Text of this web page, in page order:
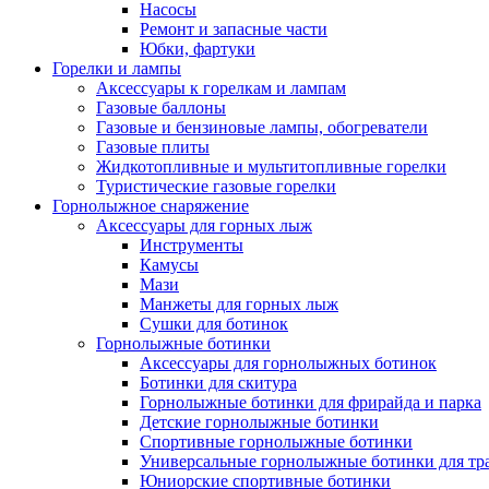
Насосы
Ремонт и запасные части
Юбки, фартуки
Горелки и лампы
Аксессуары к горелкам и лампам
Газовые баллоны
Газовые и бензиновые лампы, обогреватели
Газовые плиты
Жидкотопливные и мультитопливные горелки
Туристические газовые горелки
Горнолыжное снаряжение
Аксессуары для горных лыж
Инструменты
Камусы
Мази
Манжеты для горных лыж
Сушки для ботинок
Горнолыжные ботинки
Аксессуары для горнолыжных ботинок
Ботинки для скитура
Горнолыжные ботинки для фрирайда и парка
Детские горнолыжные ботинки
Спортивные горнолыжные ботинки
Универсальные горнолыжные ботинки для
Юниорские спортивные ботинки